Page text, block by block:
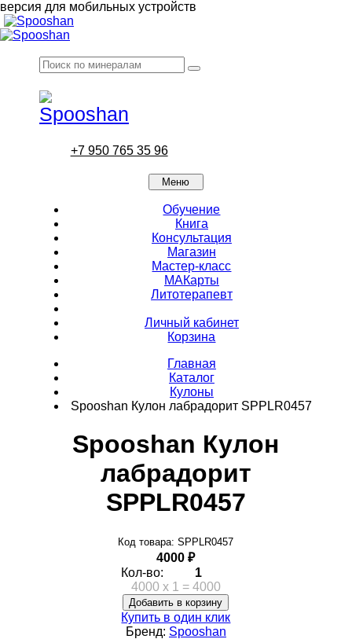
версия для мобильных устройств
+7 950 765 35 96
Меню
Обучение
Книга
Консультация
Магазин
Мастер-класс
МАКарты
Литотерапевт
Личный кабинет
Корзина
Главная
Каталог
Кулоны
Spooshan Кулон лабрадорит SPPLR0457
Spooshan Кулон
лабрадорит
SPPLR0457
Код товара: SPPLR0457
4000 ₽
Кол-во:
1
4000 x 1 = 4000
Добавить в корзину
Купить в один клик
Бренд: Spooshan